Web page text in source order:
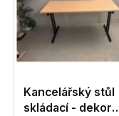
Kancelářský stůl
skládací - dekor